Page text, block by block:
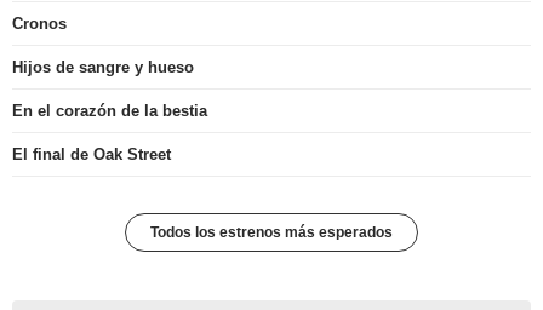
Cronos
Hijos de sangre y hueso
En el corazón de la bestia
El final de Oak Street
Todos los estrenos más esperados